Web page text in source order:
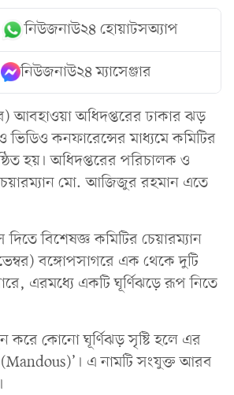
নিউজনাউ২৪ হোয়াটসঅ্যাপ
নিউজনাউ২৪ ম্যাসেঞ্জার
আবহাওয়া অধিদপ্তরের ঢাকার ঝড়
ভিডিও কনফারেন্সের মাধ্যমে কমিটির
হয়। অধিদপ্তরের পরিচালক ও
মো. আজিজুর রহমান এতে
দিতে বিশেষজ্ঞ কমিটির চেয়ারম্যান
বঙ্গোপসাগরে এক থেকে দুটি
এরমধ্যে একটি ঘূর্ণিঝড়ে রূপ নিতে
করে কোনো ঘূর্ণিঝড় সৃষ্টি হলে এর
(Mandous)’। এ নামটি সংযুক্ত আরব